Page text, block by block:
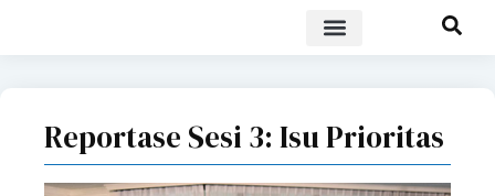
Reportase Sesi 3: Isu Prioritas